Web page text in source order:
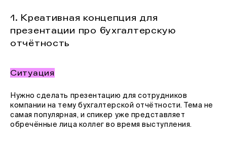
1. Креативная концепция для
презентации про бухгалтерскую
отчётность
Ситуация
Нужно сделать презентацию для сотрудников
компании на тему бухгалтерской отчётности. Тема не
самая популярная, и спикер уже представляет
обречённые лица коллег во время выступления.